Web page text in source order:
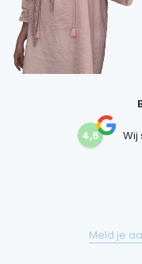
4,6 Wij
Meld je